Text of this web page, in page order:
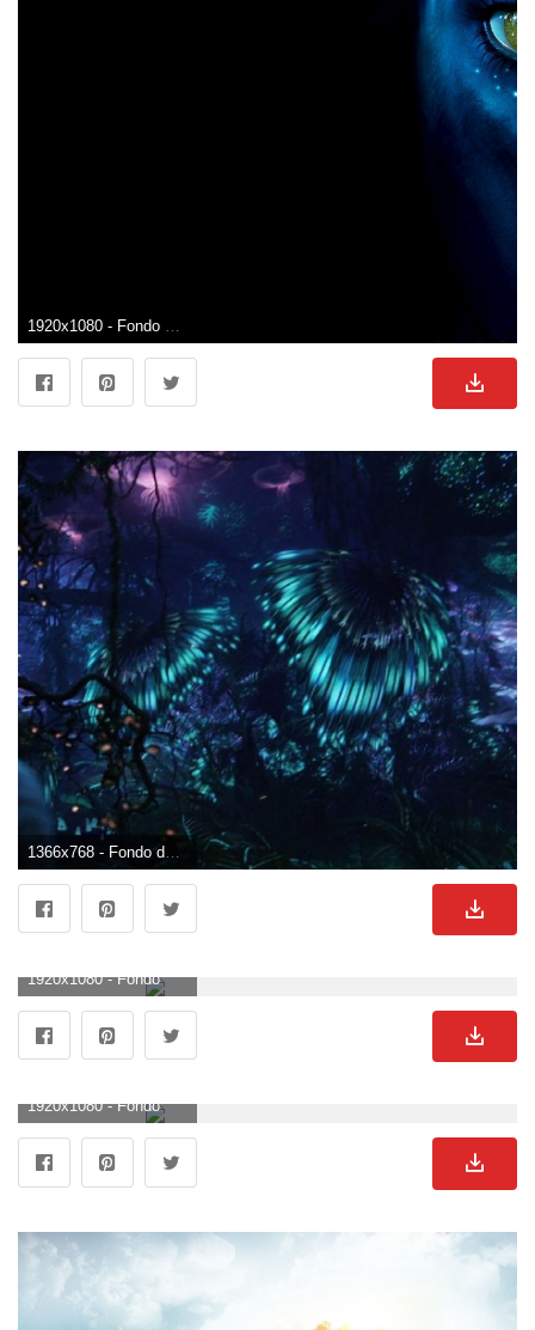
1920x1080 - Fondo de pantalla de 1920x1080. Fondo para computadora HD 1080p de Avatar.
1366x768 - Fondo de pantalla de 1366x768. Wallpaper para escritorio de Avatar.
1920x1080 - Fondo de pantalla de 1920x1080. Fondo de pantalla HD 1080p de Avatar.
1920x1080 - Fondo de pantalla de 1920x1080. Fondo de pantalla HD 1080p de Avatar.